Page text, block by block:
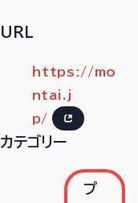
URL
https://mo
ntai.j
p/
カテゴリー
プ